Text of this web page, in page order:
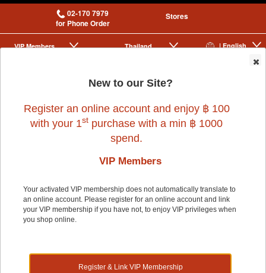
02-170 7979
for Phone Order
Stores
| English
Thailand
VIP Membership
|
New to our Site?
Register an online account and enjoy ฿ 100
with your 1st purchase with a min ฿ 1000
spend.
VIP Members
Your activated VIP membership does not automatically translate to
an online account. Please register for an online account and link
your VIP membership if you have not, to enjoy VIP privileges when
you shop online.
Register & Link VIP Membership